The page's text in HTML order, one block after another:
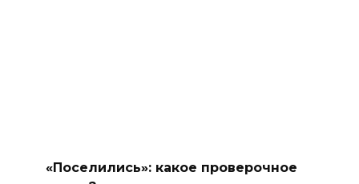
«Поселились»: какое проверочное